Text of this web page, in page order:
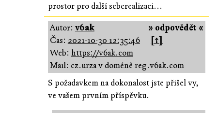
prostor pro další seberealizaci...
» odpovědět «
Autor: v6ak
Čas: 2021-10-30 12:35:46
[↑]
Web: https://v6ak.com
Mail: cz.urza v doméně reg.v6ak.com
S požadavkem na dokonalost jste přišel vy,
ve vašem prvním příspěvku.